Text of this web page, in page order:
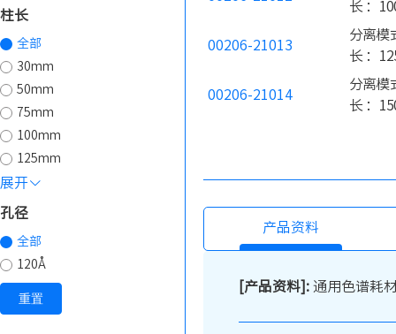
柱长
全部
30mm
50mm
75mm
100mm
125mm
展开
孔径
全部
120Å
重置
长 ：
00206-21013
分离模
长 ：
00206-21014
分离模
长 ：
产品资料
[产品资料]: 通用色谱耗